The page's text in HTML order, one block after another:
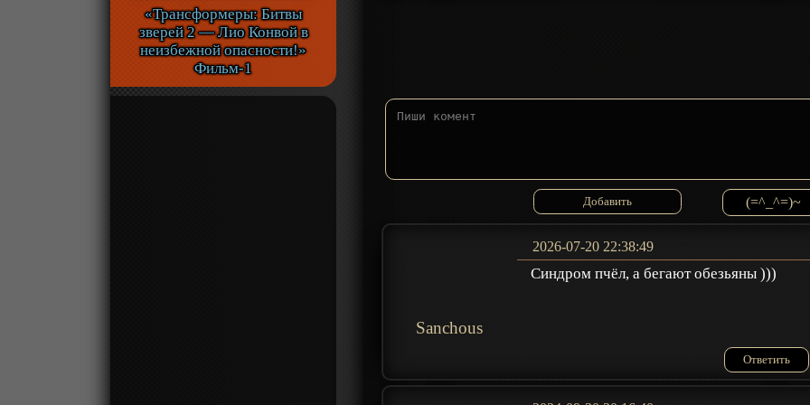
«Трансформеры: Битвы
зверей 2 — Лио Конвой в
неизбежной опасности!»
Фильм-1
(=^_^=)~
Sanchous
2026-07-20 22:38:49
Синдром пчёл, а бегают обезьяны )))
Ответить